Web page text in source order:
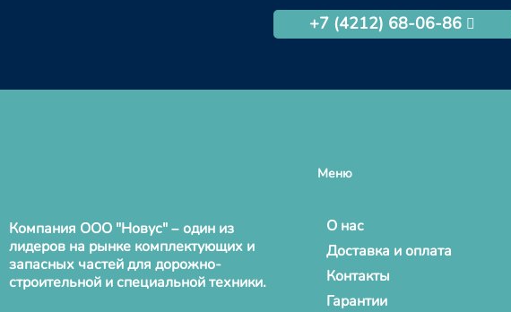
+7 (4212) 68-06-86
Компания ООО "Новус" – один из
лидеров на рынке комплектующих и
запасных частей для дорожно-
строительной и специальной техники.
Меню
О нас
Доставка и оплата
Контакты
Гарантии